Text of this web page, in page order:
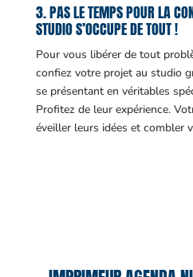
3. PAS LE TEMPS POUR LA
STUDIO S’OCCUPE DE TOUT !
Pour vous libérer de tout
confiez votre projet au studio
se présentant en véritables
Profitez de leur expérience.
éveiller leurs idées et combler